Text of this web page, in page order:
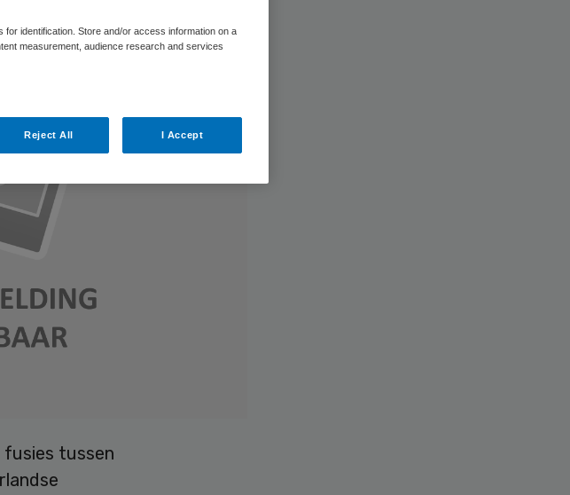
fusies tussen
identification. Store and/or access information on a
measurement, audience research and services
Reject All I Accept